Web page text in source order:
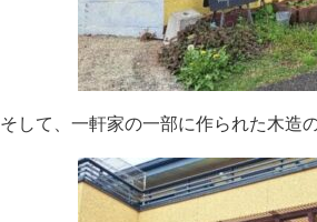
そして、一軒家の一部に作られた木造